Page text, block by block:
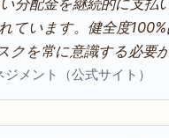
ています。健全度
クを常に意識する必要
メント（公式サイト）